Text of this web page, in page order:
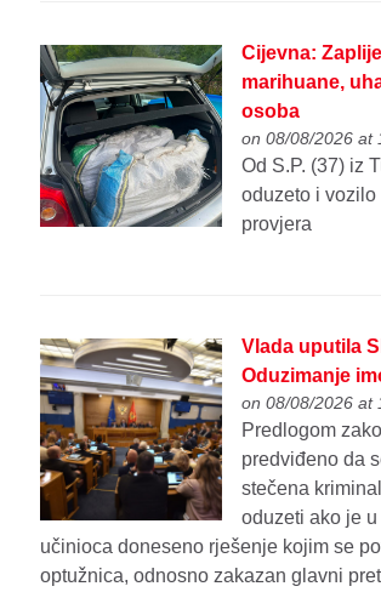
Cijevna:
marihuane,
osoba
on 08/08/2026 at
Od S.P. (37) iz
oduzeto i
provjera
Vlada uputila
Oduzimanje
on 08/08/2026 at
Predlogom
predviđeno da
stečena
oduzeti ako je
učinioca doneseno rješenje kojim se
optužnica, odnosno zakazan glavni